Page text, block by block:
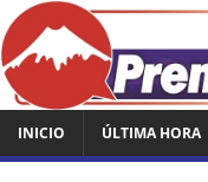
INICIO ÚLTIMA HORA